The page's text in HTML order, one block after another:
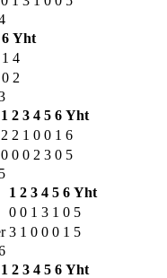
6 Yht
1 4
0 2
1 2 3 4 5 6 Yht
2 2 1 0 0 1 6
0 0 0 2 3 0 5
1 2 3 4 5 6 Yht
0 0 1 3 1 0 5
3 1 0 0 0 1 5
1 2 3 4 5 6 Yht